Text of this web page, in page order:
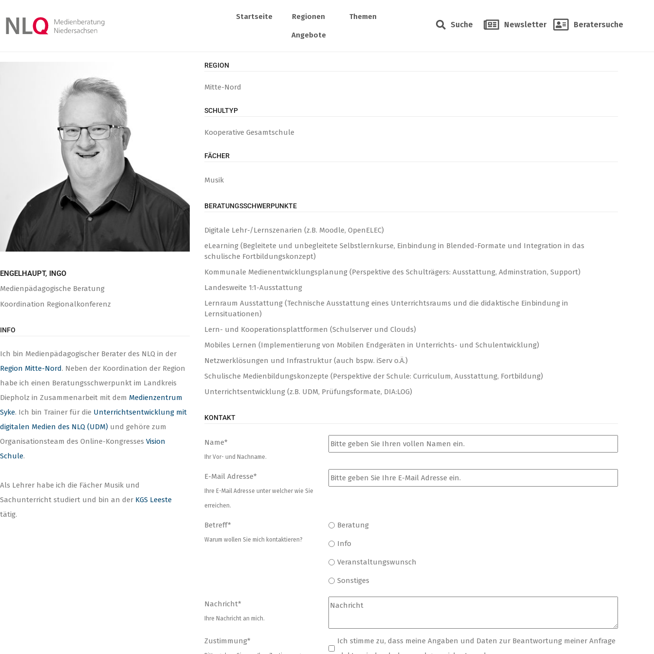
Startseite Regionen Themen
Angebote
Suche Newsletter Beratersuche
ENGELHAUPT, INGO
Medienpädagogische Beratung
Koordination Regionalkonferenz
INFO
Ich bin Medienpädagogischer Berater des NLQ in der
Region Mitte-Nord. Neben der Koordination der Region
habe ich einen Beratungsschwerpunkt im Landkreis
Diepholz in Zusammenarbeit mit dem Medienzentrum
Syke. Ich bin Trainer für die Unterrichtsentwicklung mit
digitalen Medien des NLQ (UDM) und gehöre zum
Organisationsteam des Online-Kongresses Vision
Schule.
Als Lehrer habe ich die Fächer Musik und
Sachunterricht studiert und bin an der KGS Leeste
tätig.
REGION
Mitte-Nord
SCHULTYP
Kooperative Gesamtschule
FÄCHER
Musik
BERATUNGSSCHWERPUNKTE
Digitale Lehr-/Lernszenarien (z.B. Moodle, OpenELEC)
eLearning (Begleitete und unbegleitete Selbstlernkurse, Einbindung in Blended-Formate und Integration in das
schulische Fortbildungskonzept)
Kommunale Medienentwicklungsplanung (Perspektive des Schulträgers: Ausstattung, Adminstration, Support)
Landesweite 1:1-Ausstattung
Lernraum Ausstattung (Technische Ausstattung eines Unterrichtsraums und die didaktische Einbindung in
Lernsituationen)
Lern- und Kooperationsplattformen (Schulserver und Clouds)
Mobiles Lernen (Implementierung von Mobilen Endgeräten in Unterrichts- und Schulentwicklung)
Netzwerklösungen und Infrastruktur (auch bspw. iServ o.Ä.)
Schulische Medienbildungskonzepte (Perspektive der Schule: Curriculum, Ausstattung, Fortbildung)
Unterrichtsentwicklung (z.B. UDM, Prüfungsformate, DIA:LOG)
KONTAKT
Name*
Ihr Vor- und Nachname.
E-Mail Adresse*
Ihre E-Mail Adresse unter welcher wie Sie
erreichen.
Betreff*
Warum wollen Sie mich kontaktieren?
Beratung
Info
Veranstaltungswunsch
Sonstiges
Nachricht*
Ihre Nachricht an mich.
Zustimmung*
Ich stimme zu, dass meine Angaben und Daten zur Beantwortung meiner Anfrage